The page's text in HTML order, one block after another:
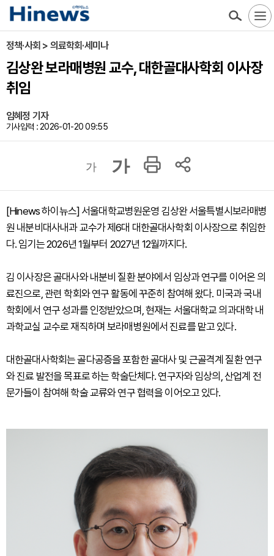
정책·사회 > 의료학회·세미나
김상완 보라매병원 교수, 대한골대사학회 이사장
취임
임혜정 기자
기사입력 : 2026-01-20 09:55
가 가
[Hinews 하이뉴스] 서울대학교병원운영 김상완 서울특별시보라매병
원 내분비대사내과 교수가 제6대 대한골대사학회 이사장으로 취임한
다. 임기는 2026년 1월부터 2027년 12월까지다.
김 이사장은 골대사와 내분비 질환 분야에서 임상과 연구를 이어온 의
료진으로, 관련 학회와 연구 활동에 꾸준히 참여해 왔다. 미국과 국내
학회에서 연구 성과를 인정받았으며, 현재는 서울대학교 의과대학 내
과학교실 교수로 재직하며 보라매병원에서 진료를 맡고 있다.
대한골대사학회는 골다공증을 포함한 골대사 및 근골격계 질환 연구
와 진료 발전을 목표로 하는 학술단체다. 연구자와 임상의, 산업계 전
문가들이 참여해 학술 교류와 연구 협력을 이어오고 있다.